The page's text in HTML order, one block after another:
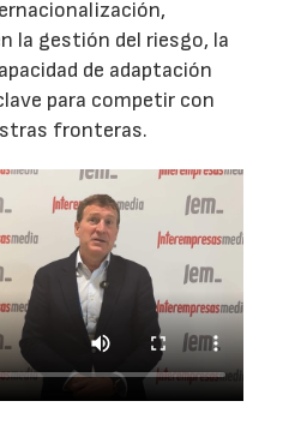
la gestión del riesgo, la
de adaptación
para competir con
fronteras.